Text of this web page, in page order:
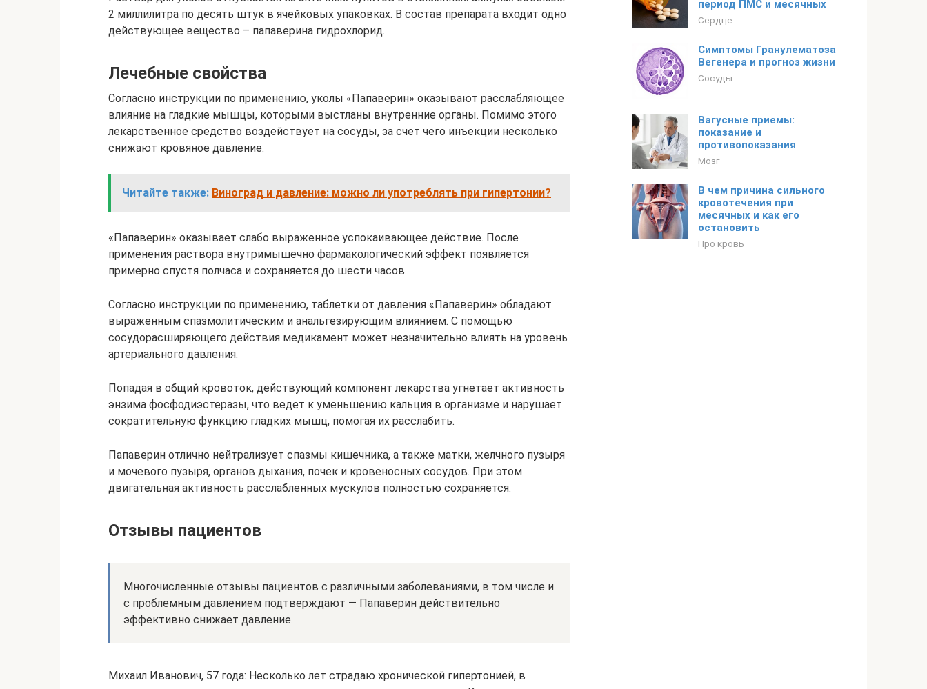
2 миллилитра по десять штук в ячейковых упаковках. В состав препарата входит одно
действующее вещество – папаверина гидрохлорид.
Лечебные свойства
Согласно инструкции по применению, уколы «Папаверин» оказывают расслабляющее
влияние на гладкие мышцы, которыми выстланы внутренние органы. Помимо этого
лекарственное средство воздействует на сосуды, за счет чего инъекции несколько
снижают кровяное давление.
Читайте также: Виноград и давление: можно ли употреблять при гипертонии?
«Папаверин» оказывает слабо выраженное успокаивающее действие. После
применения раствора внутримышечно фармакологический эффект появляется
примерно спустя полчаса и сохраняется до шести часов.
Согласно инструкции по применению, таблетки от давления «Папаверин» обладают
выраженным спазмолитическим и анальгезирующим влиянием. С помощью
сосудорасширяющего действия медикамент может незначительно влиять на уровень
артериального давления.
Попадая в общий кровоток, действующий компонент лекарства угнетает активность
энзима фосфодиэстеразы, что ведет к уменьшению кальция в организме и нарушает
сократительную функцию гладких мышц, помогая их расслабить.
Папаверин отлично нейтрализует спазмы кишечника, а также матки, желчного пузыря
и мочевого пузыря, органов дыхания, почек и кровеносных сосудов. При этом
двигательная активность расслабленных мускулов полностью сохраняется.
Отзывы пациентов
Многочисленные отзывы пациентов с различными заболеваниями, в том числе и
с проблемным давлением подтверждают — Папаверин действительно
эффективно снижает давление.
Михаил Иванович, 57 года: Несколько лет страдаю хронической гипертонией, в
период ПМС и месячных
Сердце
Симптомы Гранулематоза
Вегенера и прогноз жизни
Сосуды
Вагусные приемы:
показание и
противопоказания
Мозг
В чем причина сильного
кровотечения при
месячных и как его
остановить
Про кровь